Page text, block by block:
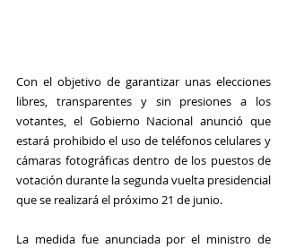
Con el objetivo de garantizar unas elecciones
libres, transparentes y sin presiones a los
votantes, el Gobierno Nacional anunció que
estará prohibido el uso de teléfonos celulares y
cámaras fotográficas dentro de los puestos de
votación durante la segunda vuelta presidencial
que se realizará el próximo 21 de junio.
La medida fue anunciada por el ministro de